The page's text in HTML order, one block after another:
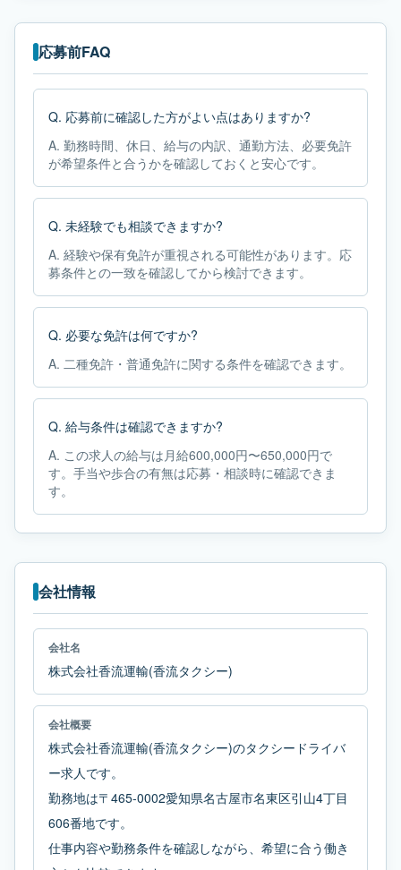
応募前FAQ
Q. 応募前に確認した方がよい点はありますか?
A. 勤務時間、休日、給与の内訳、通勤方法、必要免許
が希望条件と合うかを確認しておくと安心です。
Q. 未経験でも相談できますか?
A. 経験や保有免許が重視される可能性があります。応
募条件との一致を確認してから検討できます。
Q. 必要な免許は何ですか?
A. 二種免許・普通免許に関する条件を確認できます。
Q. 給与条件は確認できますか?
A. この求人の給与は月給600,000円〜650,000円で
す。手当や歩合の有無は応募・相談時に確認できま
す。
会社情報
会社名
株式会社香流運輸(香流タクシー)
会社概要
株式会社香流運輸(香流タクシー)のタクシードライバ
ー求人です。
勤務地は〒465-0002愛知県名古屋市名東区引山4丁目
606番地です。
仕事内容や勤務条件を確認しながら、希望に合う働き